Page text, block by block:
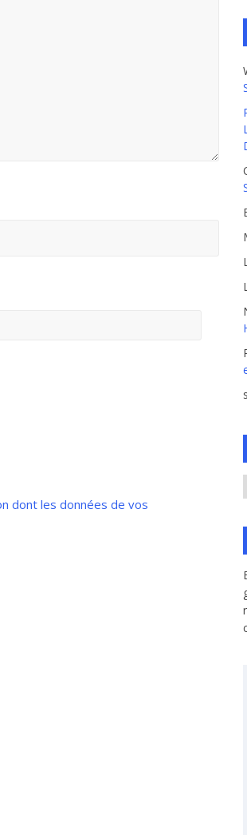
dont les données de vos